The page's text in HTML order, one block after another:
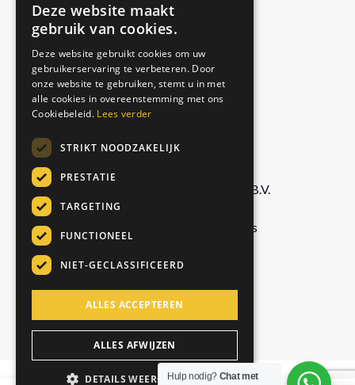
Gratis proefpakket
Authentic
Matcha Latte
Royal Chai
Foodservice Marketing Foods B.V.
8035 PC Zwolle, Netherlands
info@chaiwallah.online
+31 529 42 69 60
Hulp nodig? Chat met
GERMAN
ITALIAN
Deze website maakt
gebruik van cookies.
Deze website gebruikt cookies om uw
gebruikerservaring te verbeteren. Door
onze website te gebruiken, stemt u in met
alle cookies in overeenstemming met ons
Cookiebeleid. Lees verder
STRIKT NOODZAKELIJK
PRESTATIE
TARGETING
FUNCTIONEEL
NIET-GECLASSIFICEERD
ALLES ACCEPTEREN
ALLES AFWIJZEN
DETAILS WEERGEVEN